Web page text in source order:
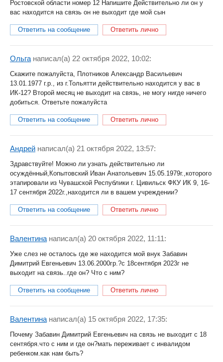
Ростовской области номер 12 Напишите Действительно ли он у
вас находится на связь он не выходит где мой сын
Ответить на сообщение Ответить лично
Ольга написал(a) 22 октября 2022, 10:02:
Скажите пожалуйста, Плотников Александр Васильевич
13.01.1977 г.р., из г.Тольятти действительно находится у вас в
ИК-12? Второй месяц не выходит на связь, не могу нигде ничего
добиться. Ответьте пожалуйста
Ответить на сообщение Ответить лично
Андрей написал(a) 21 октября 2022, 13:57:
Здравствуйте! Можно ли узнать действительно ли
осуждённый,Копытовский Иван Анатольевич 15.05.1979г.,которого
этапировали из Чувашской Республики г. Цивильск ФКУ ИК 9, 16-
17 сентября 2022г.,находится ли в вашем учреждении?
Ответить на сообщение Ответить лично
Валентина написал(a) 20 октября 2022, 11:11:
Уже слез не осталось где же находится мой внук Забавин
Димитрий Евгеньевич 13.06.2000гр.?с 18сентября 2023г не
выходит на связь..где он? Что с ним?
Ответить на сообщение Ответить лично
Валентина написал(a) 15 октября 2022, 17:35:
Почему Забавин Димитрий Евгеньевич на связь не выходит с 18
сентября.что с ним и где он?мать переживает с инвалидом
ребенком.как нам быть?